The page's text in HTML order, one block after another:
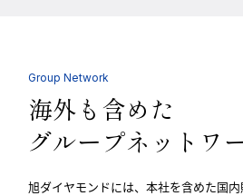
Group Network
海外も含めた
グループネットワ
旭ダイヤモンドには、本社を含めた国